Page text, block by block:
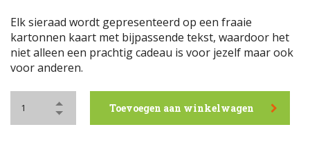
Elk sieraad wordt gepresenteerd op een fraaie
kartonnen kaart met bijpassende tekst, waardoor het
niet alleen een prachtig cadeau is voor jezelf maar ook
voor anderen.
Toevoegen aan winkelwagen